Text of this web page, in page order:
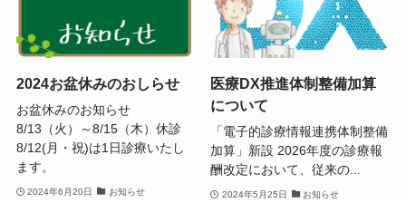
2024お盆休みのおしらせ
お盆休みのお知らせ
8/13（火）～8/15（木）休診
8/12(月・祝)は1日診療いたし
ます。
2024年6月20日 お知らせ
医療DX推進体制整備加算
について
「電子的診療情報連携体制整備
加算」新設 2026年度の診療報
酬改定において、従来の...
2024年5月25日 お知らせ